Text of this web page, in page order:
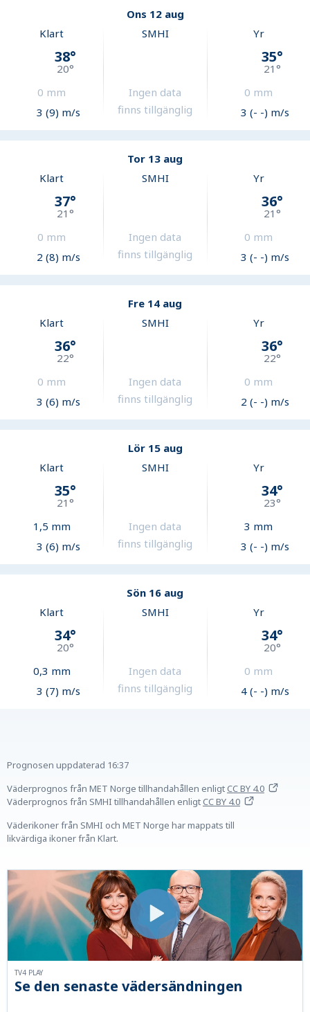
Ons 12 aug
Klart
38°
20°
0 mm
3 (9) m/s
SMHI
Ingen data
finns tillgänglig
Yr
35°
21°
0 mm
3 (- -) m/s
Tor 13 aug
Klart
37°
21°
0 mm
2 (8) m/s
SMHI
Ingen data
finns tillgänglig
Yr
36°
21°
0 mm
3 (- -) m/s
Fre 14 aug
Klart
36°
22°
0 mm
3 (6) m/s
SMHI
Ingen data
finns tillgänglig
Yr
36°
22°
0 mm
2 (- -) m/s
Lör 15 aug
Klart
35°
21°
1,5 mm
3 (6) m/s
SMHI
Ingen data
finns tillgänglig
Yr
34°
23°
3 mm
3 (- -) m/s
Sön 16 aug
Klart
34°
20°
0,3 mm
3 (7) m/s
SMHI
Ingen data
finns tillgänglig
Yr
34°
20°
0 mm
4 (- -) m/s
Prognosen uppdaterad 16:37
Väderprognos från MET Norge tillhandahållen enligtCC BY 4.0
Väderprognos från SMHI tillhandahållen enligtCC BY 4.0
Väderikoner från SMHI och MET Norge har mappats till
likvärdiga ikoner från Klart.
Se den senaste vädersändningen
TV4 PLAY